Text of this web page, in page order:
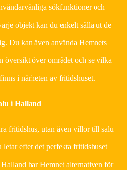
sökfunktioner och
objekt kan du enkelt sålla ut de
Du kan även använda Hemnets
översikt över området och se vilka
i närheten av fritidshuset.
i Halland
fritidshus, utan även villor till salu
letar efter det perfekta fritidshuset
har Hemnet alternativen för